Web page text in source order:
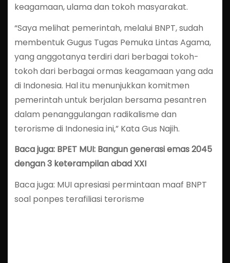
keagamaan, ulama dan tokoh masyarakat.
“Saya melihat pemerintah, melalui BNPT, sudah
membentuk Gugus Tugas Pemuka Lintas Agama,
yang anggotanya terdiri dari berbagai tokoh-
tokoh dari berbagai ormas keagamaan yang ada
di Indonesia. Hal itu menunjukkan komitmen
pemerintah untuk berjalan bersama pesantren
dalam penanggulangan radikalisme dan
terorisme di Indonesia ini,” Kata Gus Najih.
Baca juga: BPET MUI: Bangun generasi emas 2045
dengan 3 keterampilan abad XXI
Baca juga: MUI apresiasi permintaan maaf BNPT
soal ponpes terafiliasi terorisme